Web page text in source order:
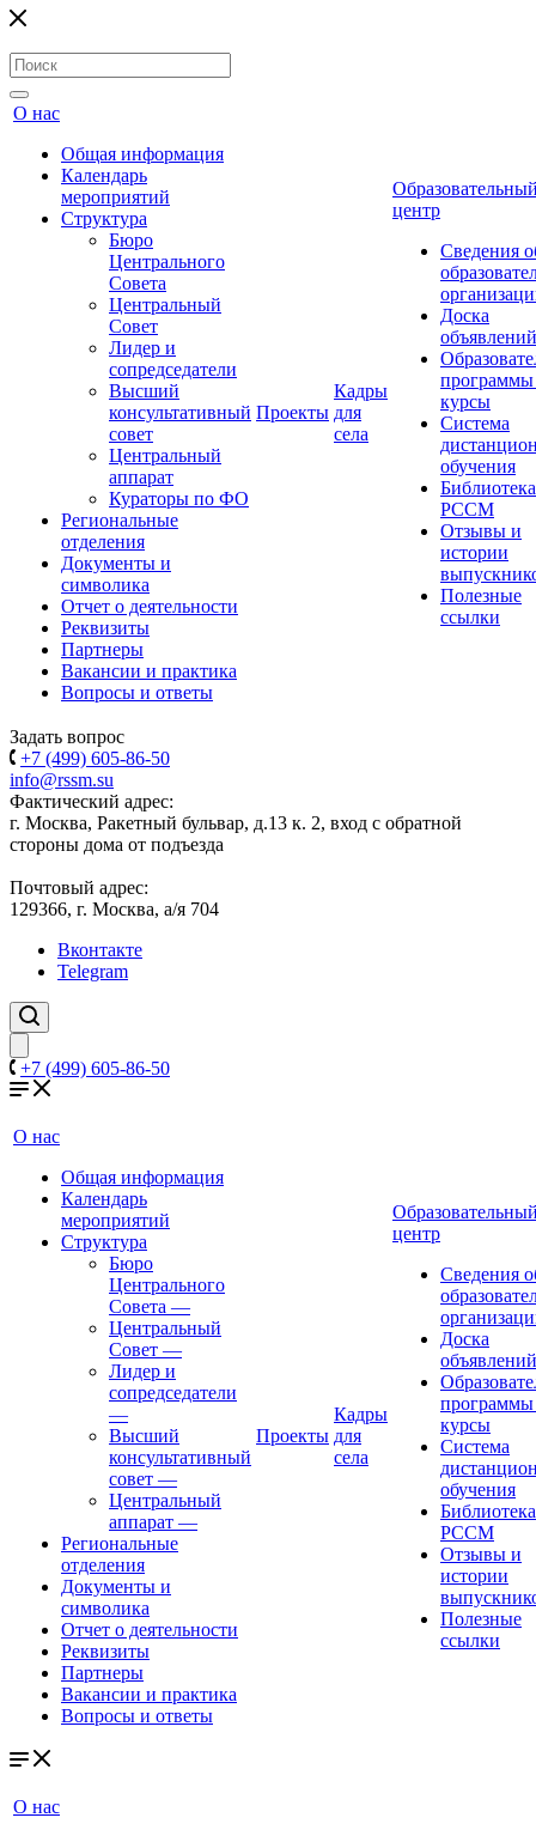
О нас
Общая информация
Календарь
мероприятий
Структура
Бюро
Центрального
Совета
Центральный
Совет
Лидер и
сопредседатели
Высший
консультативный
совет
Центральный
аппарат
Кураторы по ФО
Региональные
отделения
Документы и
символика
Отчет о деятельности
Реквизиты
Партнеры
Вакансии и практика
Вопросы и ответы
Проекты
Кадры
для
села
центр
Сведения
Доска
объявлений
курсы
Система
обучения
Библиотека
РССМ
Отзывы и
истории
Полезные
ссылки
Задать вопрос
+7 (499) 605-86-50
info@rssm.su
Фактический адрес:
г. Москва, Ракетный бульвар, д.13 к. 2, вход с обратной
стороны дома от подъезда
Почтовый адрес:
129366, г. Москва, а/я 704
Вконтакте
Telegram
+7 (499) 605-86-50
О нас
Общая информация
Календарь
мероприятий
Структура
Бюро
Центрального
Совета —
Центральный
Совет —
Лидер и
сопредседатели
—
Высший
консультативный
совет —
Центральный
аппарат —
Региональные
отделения
Документы и
символика
Отчет о деятельности
Реквизиты
Партнеры
Вакансии и практика
Вопросы и ответы
Проекты
Кадры
для
села
центр
Сведения
Доска
объявлений
курсы
Система
обучения
Библиотека
РССМ
Отзывы и
истории
Полезные
ссылки
О нас